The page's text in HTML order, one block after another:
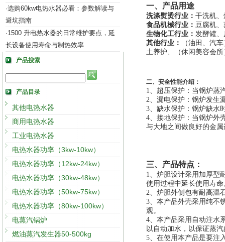
·选购60kw电热水器必看：参数解读与
避坑指南
·1500 升电热水器的日常维护要点，延
长设备使用寿命与制热效率
产品搜索
产品目录
其他电热水器
商用电热水器
工业电热水器
电热水器功率（3kw-10kw）
电热水器功率（12kw-24kw）
电热水器功率（30kw-48kw）
电热水器功率（50kw-75kw）
电热水器功率（80kw-100kw）
电蒸汽锅炉
燃油蒸汽发生器50-500kg
一、产品用途
洗涤熨烫行业： 干洗机
食品机械行业： 豆腐机
生物化工行业： 发酵罐
其他行业：
（油田、汽
土养护、（休闲美容会
二、安全性能介绍：
1、 超压保护：当锅炉蒸
2、 漏电保护：锅炉发生
3、 缺水保护：锅炉缺水
4、 接地保护：当锅炉外
与大地之间做良好的金
三、产品特点：
1、炉胆设计采用加厚型
使用过程中延长使用寿命
2、炉胆外侧包有耐高温
3、本产品外壳采用纯不
观。
4、本产品采用自动注水
以自动加水，以保证蒸
5、在使用本产品是要注